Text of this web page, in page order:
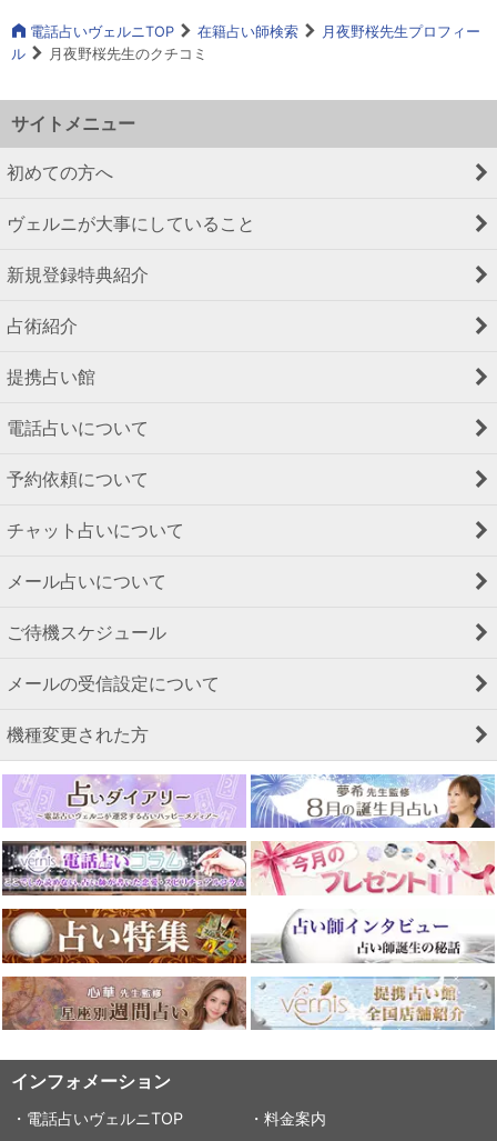
電話占いヴェルニTOP 在籍占い師検索
月夜野桜先生プロフィー
ル
月夜野桜先生のクチコミ
サイトメニュー
初めての方へ
ヴェルニが大事にしていること
新規登録特典紹介
占術紹介
提携占い館
電話占いについて
予約依頼について
チャット占いについて
メール占いについて
ご待機スケジュール
メールの受信設定について
機種変更された方
インフォメーション
・電話占いヴェルニTOP ・料金案内